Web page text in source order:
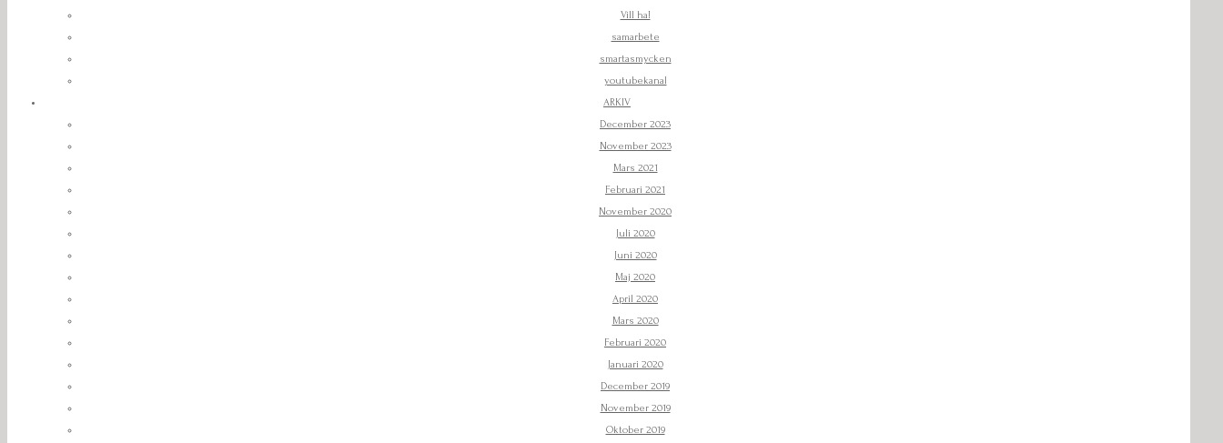
Vill ha!
samarbete
smartasmycken
youtubekanal
ARKIV
December 2023
November 2023
Mars 2021
Februari 2021
November 2020
Juli 2020
Juni 2020
Maj 2020
April 2020
Mars 2020
Februari 2020
Januari 2020
December 2019
November 2019
Oktober 2019